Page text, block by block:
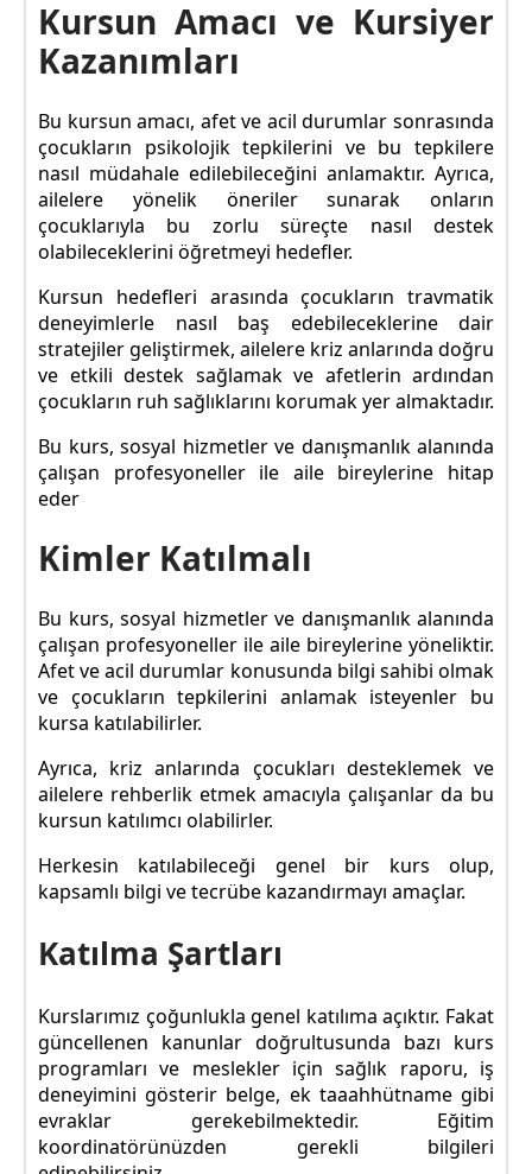
Kursun Amacı ve Kursiyer
Kazanımları
Bu kursun amacı, afet ve acil durumlar sonrasında
çocukların psikolojik tepkilerini ve bu tepkilere
nasıl müdahale edilebileceğini anlamaktır. Ayrıca,
ailelere yönelik öneriler sunarak onların
çocuklarıyla bu zorlu süreçte nasıl destek
olabileceklerini öğretmeyi hedefler.
Kursun hedefleri arasında çocukların travmatik
deneyimlerle nasıl baş edebileceklerine dair
stratejiler geliştirmek, ailelere kriz anlarında doğru
ve etkili destek sağlamak ve afetlerin ardından
çocukların ruh sağlıklarını korumak yer almaktadır.
Bu kurs, sosyal hizmetler ve danışmanlık alanında
çalışan profesyoneller ile aile bireylerine hitap
eder
Kimler Katılmalı
Bu kurs, sosyal hizmetler ve danışmanlık alanında
çalışan profesyoneller ile aile bireylerine yöneliktir.
Afet ve acil durumlar konusunda bilgi sahibi olmak
ve çocukların tepkilerini anlamak isteyenler bu
kursa katılabilirler.
Ayrıca, kriz anlarında çocukları desteklemek ve
ailelere rehberlik etmek amacıyla çalışanlar da bu
kursun katılımcı olabilirler.
Herkesin katılabileceği genel bir kurs olup,
kapsamlı bilgi ve tecrübe kazandırmayı amaçlar.
Katılma Şartları
Kurslarımız çoğunlukla genel katılıma açıktır. Fakat
güncellenen kanunlar doğrultusunda bazı kurs
programları ve meslekler için sağlık raporu, iş
deneyimini gösterir belge, ek taaahhütname gibi
evraklar gerekebilmektedir. Eğitim
koordinatörünüzden gerekli bilgileri